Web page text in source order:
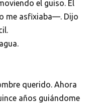
el guiso. El
me asfixiaba—. Dijo
querido. Ahora
años guiándome